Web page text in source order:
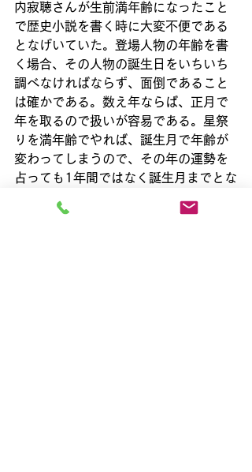
内寂聴さんが生前満年齢になったこと
で歴史小説を書く時に大変不便である
となげいていた。登場人物の年齢を書
く場合、その人物の誕生日をいちいち
調べなければならず、面倒であること
は確かである。数え年ならば、正月で
年を取るので扱いが容易である。星祭
りを満年齢でやれば、誕生月で年齢が
変わってしまうので、その年の運勢を
占っても1年間ではなく誕生月までとな